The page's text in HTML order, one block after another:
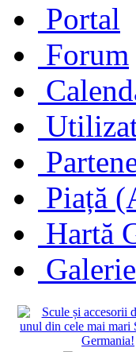
Portal
Forum
Piață
Hartă
Galerie